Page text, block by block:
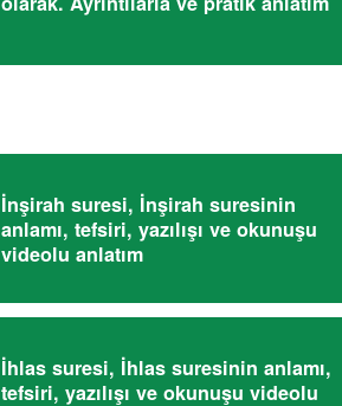
İnşirah suresi, İnşirah suresinin
anlamı, tefsiri, yazılışı ve okunuşu
videolu anlatım
İhlas suresi, İhlas suresinin anlamı,
tefsiri, yazılışı ve okunuşu videolu